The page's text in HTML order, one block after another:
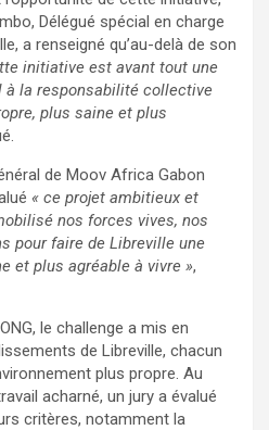
Délégué spécial en charge
a renseigné qu’au-delà de son
initiative est avant tout une
à la responsabilité collective
plus saine et plus
de Moov Africa Gabon
« ce projet ambitieux et
nos forces vives, nos
pour faire de Libreville une
et plus agréable à vivre »,
le challenge a mis en
de Libreville, chacun
plus propre. Au
acharné, un jury a évalué
critères, notamment la